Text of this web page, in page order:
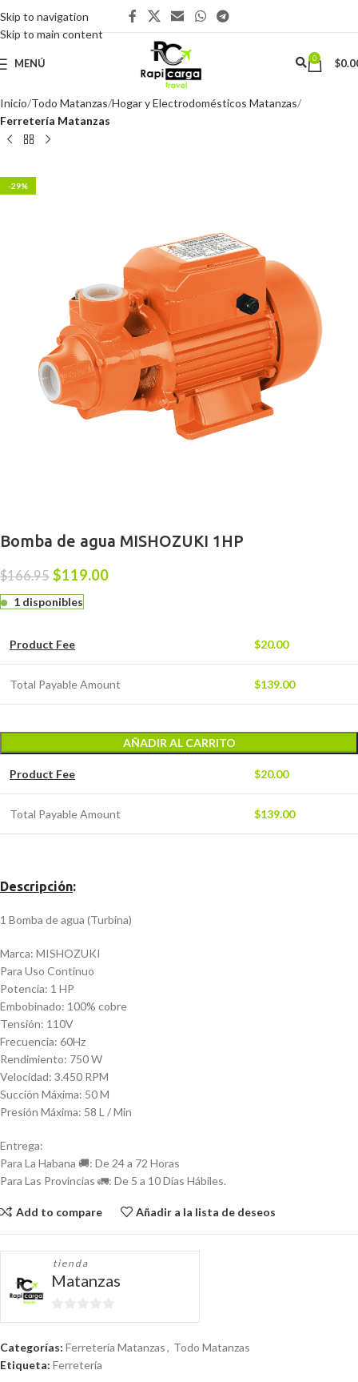
Skip to navigation
Skip to main content
MENÚ 0 $
Inicio Todo Matanzas Hogar y Electrodomésticos Matanzas
Ferretería Matanzas
-29%
Bomba de agua MISHOZUKI 1HP
$166.95 $119.00
1 disponibles
Product Fee $20.00
Total Payable Amount $139.00
AÑADIR AL CARRITO
Product Fee $20.00
Total Payable Amount $139.00
Descripción:
1 Bomba de agua (Turbina)
Marca: MISHOZUKI
Para Uso Continuo
Potencia: 1 HP
Embobinado: 100% cobre
Tensión: 110V
Frecuencia: 60Hz
Rendimiento: 750 W
Velocidad: 3.450 RPM
Succión Máxima: 50 M
Presión Máxima: 58 L / Min
Entrega:
Para La Habana 🚚: De 24 a 72 Horas
Para Las Provincias 🚛: De 5 a 10 Días Hábiles.
Add to compare Añadir a la lista de deseos
tienda
Matanzas
0
Categorías: Ferretería Matanzas, Todo Matanzas
Etiqueta: Ferretería